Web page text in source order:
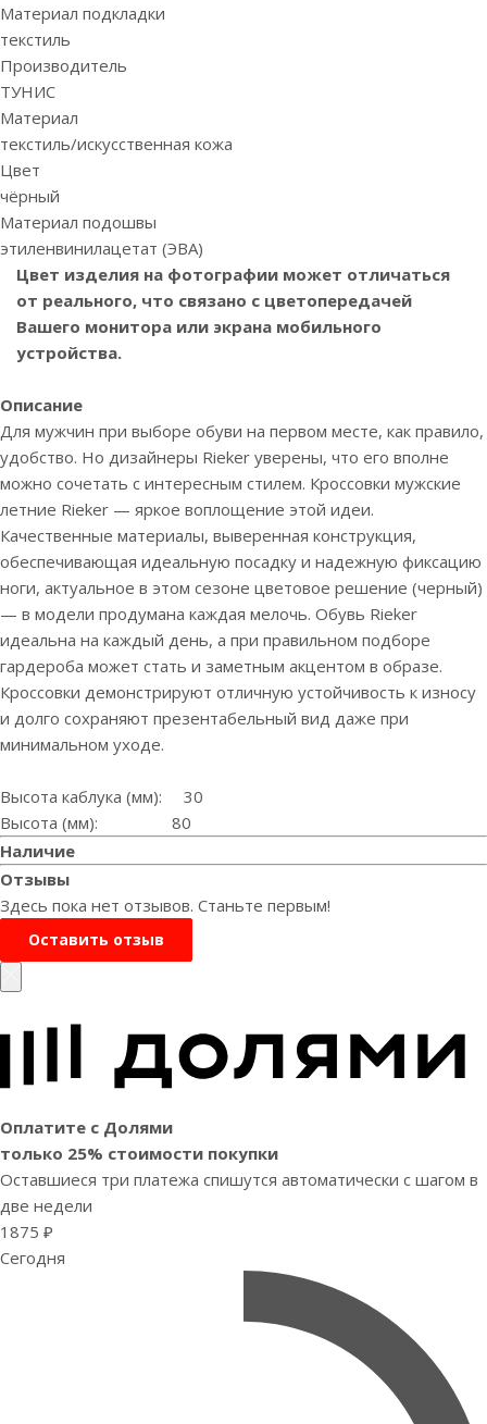
Материал подкладки
текстиль
Производитель
ТУНИС
Материал
текстиль/искусственная кожа
Цвет
чёрный
Материал подошвы
этиленвинилацетат (ЭВА)
Цвет изделия на фотографии может отличаться
от реального, что связано с цветопередачей
Вашего монитора или экрана мобильного
устройства.
Описание
Для мужчин при выборе обуви на первом месте, как правило,
удобство. Но дизайнеры Rieker уверены, что его вполне
можно сочетать с интересным стилем. Кроссовки мужские
летние Rieker — яркое воплощение этой идеи.
Качественные материалы, выверенная конструкция,
обеспечивающая идеальную посадку и надежную фиксацию
ноги, актуальное в этом сезоне цветовое решение (черный)
— в модели продумана каждая мелочь. Обувь Rieker
идеальна на каждый день, а при правильном подборе
гардероба может стать и заметным акцентом в образе.
Кроссовки демонстрируют отличную устойчивость к износу
и долго сохраняют презентабельный вид даже при
минимальном уходе.
Высота каблука (мм): 30
Высота (мм): 80
Наличие
Отзывы
Здесь пока нет отзывов. Станьте первым!
Оставить отзыв
Оплатите с Долями
только 25% стоимости покупки
Оставшиеся три платежа спишутся автоматически с шагом в
две недели
1875 ₽
Сегодня